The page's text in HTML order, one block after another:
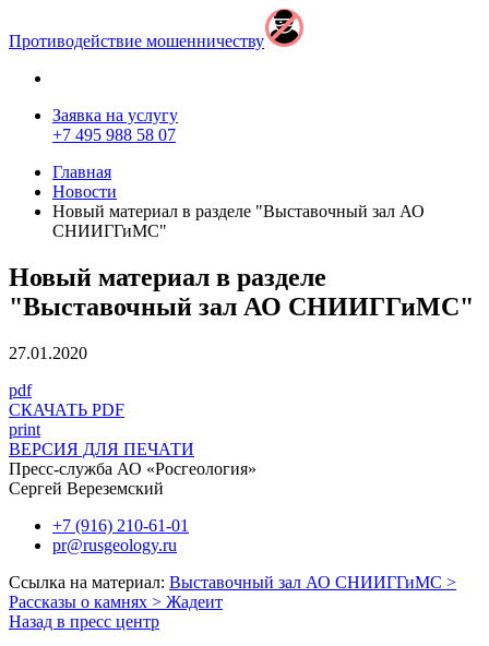
Противодействие мошенничеству
Заявка на услугу
+7 495 988 58 07
Главная
Новости
Новый материал в разделе "Выставочный зал АО
СНИИГГиМС"
Новый материал в разделе
"Выставочный зал АО СНИИГГиМС"
27.01.2020
pdf
СКАЧАТЬ PDF
print
ВЕРСИЯ ДЛЯ ПЕЧАТИ
Пресс-служба АО «Росгеология»
Сергей Вереземский
+7 (916) 210-61-01
pr@rusgeology.ru
Ссылка на материал: Выставочный зал АО СНИИГГиМС >
Рассказы о камнях > Жадеит
Назад в пресс центр